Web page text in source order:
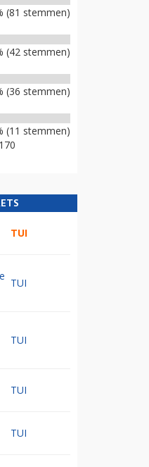
(81 stemmen)
(42 stemmen)
(36 stemmen)
(11 stemmen)
TUI
TUI
TUI
TUI
TUI